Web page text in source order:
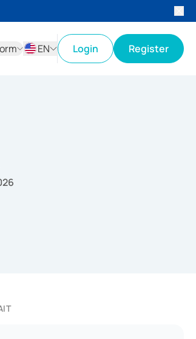
EN
Login Register